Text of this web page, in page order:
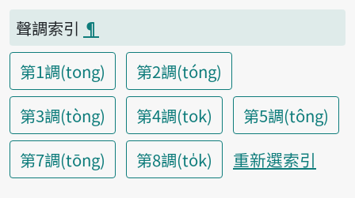
聲調索引 ¶
第1調(tong)
第2調(tóng)
第3調(tòng)
第4調(tok)
第5調(tông)
第7調(tōng)
第8調(to̍k) 重新選索引